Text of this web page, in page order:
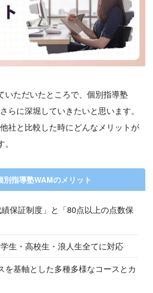
いただいたところで、個別指導塾
らに深堀していきたいと思います。
社と比較した時にどんなメリットが
別指導塾WAMのメリット
績保証制度」と「80点以上の点数保
生・高校生・浪人生全てに対応
を基軸とした多種多様なコースとカ